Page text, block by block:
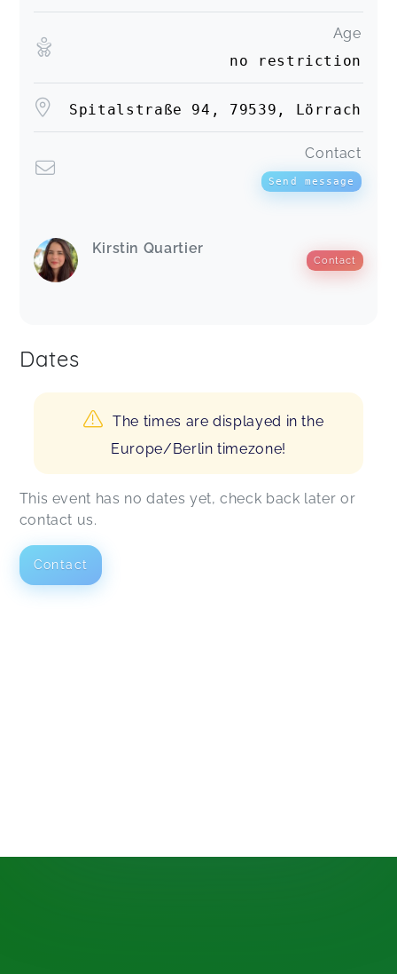
Age
no restriction
Spitalstraße 94, 79539, Lörrach
Contact
Send message
Kirstin Quartier
Contact
Dates
The times are displayed in the
Europe/Berlin timezone!
This event has no dates yet, check back later or
contact us.
Contact